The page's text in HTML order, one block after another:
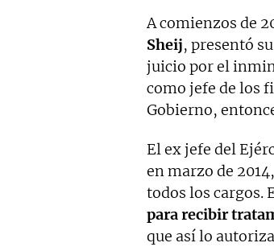
A comienzos de
Sheij, presentó
juicio por el
como jefe de los
Gobierno,
El ex jefe del
en marzo de
todos los cargos.
para recibir
que así lo